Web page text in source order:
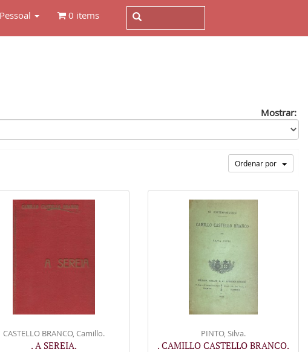
0 items
Mostrar:
Ordenar por
CASTELLO BRANCO, Camillo.
. A SEREIA.
PINTO, Silva.
. CAMILLO CASTELLO BRANCO.